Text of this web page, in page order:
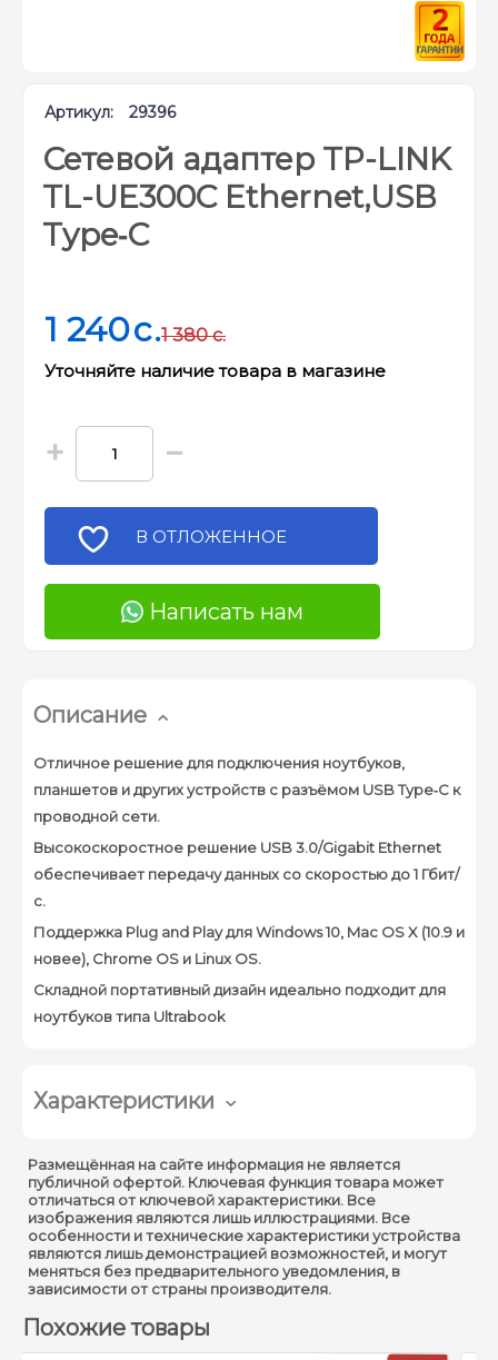
Артикул: 29396
Сетевой адаптер TP-LINK
TL-UE300C Ethernet,USB
Type‑C
1 240c.
Уточняйте наличие товара в магазине
1 380 c.
+ −
В ОТЛОЖЕННОЕ
Написать нам
Описание
Отличное решение для подключения ноутбуков,
планшетов и других устройств с разъёмом USB Type‑C к
проводной сети.
Высокоскоростное решение USB 3.0/Gigabit Ethernet
обеспечивает передачу данных со скоростью до 1 Гбит/
с.
Поддержка Plug and Play для Windows 10, Mac OS X (10.9 и
новее), Chrome OS и Linux OS.
Складной портативный дизайн идеально подходит для
ноутбуков типа Ultrabook
Характеристики
Тип интерфейса :
10/100/1000 Мбит/с
(разъём RJ45)
Входной интерфейс : 1 порт USB 3.0
Чипсет : RTL8153
10/8.1/8/7/Vista/XP
Размещённая на сайте информация не является
публичной офертой. Ключевая функция товара может
отличаться от ключевой характеристики. Все
изображения являются лишь иллюстрациями. Все
особенности и технические характеристики устройства
являются лишь демонстрацией возможностей, и могут
меняться без предварительного уведомления, в
зависимости от страны производителя.
Похожие товары